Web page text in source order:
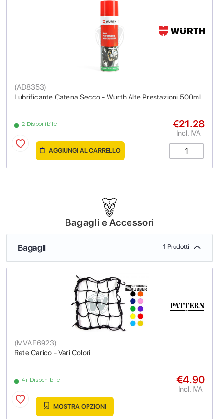
Lubrificante Catena Secco - Wurth Alte Prestazioni 500ml
(AD8353)
2 Disponibile €21.28
Incl. IVA
AGGIUNGI AL CARRELLO
Bagagli e Accessori
Bagagli 1 Prodotti
Rete Carico - Vari Colori
(MVAE6923)
4+ Disponibile €4.90
Incl. IVA
MOSTRA OPZIONI